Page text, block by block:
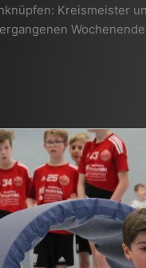
Kreismeister